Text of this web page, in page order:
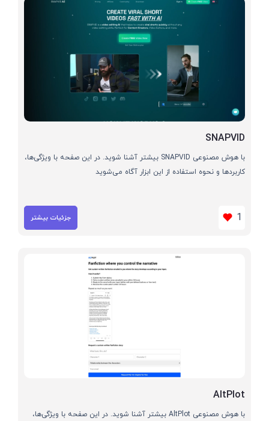
SNAPVID
با هوش مصنوعی SNAPVID بیشتر آشنا شوید. در این صفحه با ویژگی‌ها،
کاربردها و نحوه استفاده از این ابزار آگاه می‌شوید
1 جزئیات بیشتر
AltPlot
با هوش مصنوعی AltPlot بیشتر آشنا شوید. در این صفحه با ویژگی‌ها،